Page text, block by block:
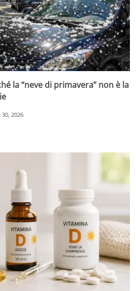
la “neve di primavera” non è la
2026